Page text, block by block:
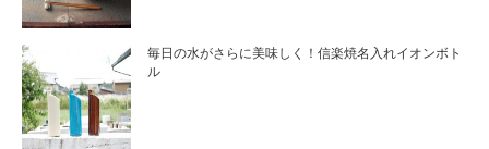
毎日の水がさらに美味しく！信楽焼名入れイオンボト
ル